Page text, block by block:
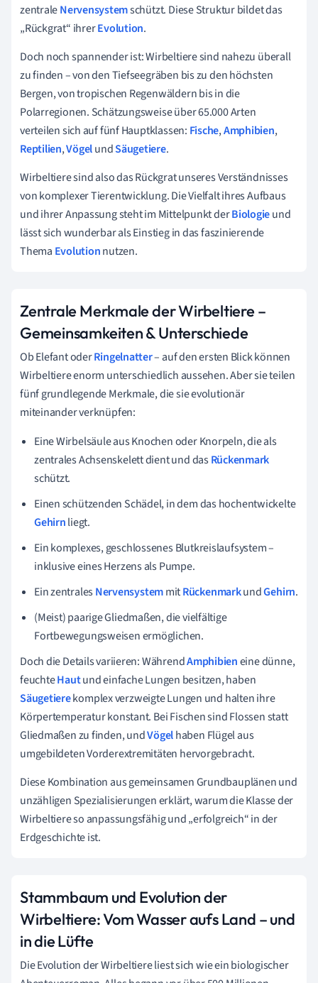
zentraleNervensystemschützt. Diese Struktur bildet das
„Rückgrat“ ihrerEvolution.
Doch noch spannender ist: Wirbeltiere sind nahezu überall
zu finden – von den Tiefseegräben bis zu den höchsten
Bergen, von tropischen Regenwäldern bis in die
Polarregionen. Schätzungsweise über 65.000 Arten
verteilen sich auf fünf Hauptklassen: Fische,Amphibien,
Reptilien,VögelundSäugetiere.
Wirbeltiere sind also das Rückgrat unseres Verständnisses
von komplexer Tierentwicklung. Die Vielfalt ihres Aufbaus
und ihrer Anpassung steht im Mittelpunkt derBiologieund
lässt sich wunderbar als Einstieg in das faszinierende
Thema Evolutionnutzen.
Zentrale Merkmale der Wirbeltiere –
Gemeinsamkeiten & Unterschiede
Ob Elefant oderRingelnatter– auf den ersten Blick können
Wirbeltiere enorm unterschiedlich aussehen. Aber sie teilen
fünf grundlegende Merkmale, die sie evolutionär
miteinander verknüpfen:
Eine Wirbelsäule aus Knochen oder Knorpeln, die als
zentrales Achsenskelett dient und dasRückenmark
schützt.
Einen schützenden Schädel, in dem das hochentwickelte
Gehirnliegt.
Ein komplexes, geschlossenes Blutkreislaufsystem –
inklusive eines Herzens als Pumpe.
Ein zentralesNervensystemmitRückenmarkundGehirn.
(Meist) paarige Gliedmaßen, die vielfältige
Fortbewegungsweisen ermöglichen.
Doch die Details variieren: WährendAmphibieneine dünne,
feuchteHautund einfache Lungen besitzen, haben
Säugetierekomplex verzweigte Lungen und halten ihre
Körpertemperatur konstant. Bei Fischen sind Flossen statt
Gliedmaßen zu finden, undVögelhaben Flügel aus
umgebildeten Vorderextremitäten hervorgebracht.
Diese Kombination aus gemeinsamen Grundbauplänen und
unzähligen Spezialisierungen erklärt, warum die Klasse der
Wirbeltiere so anpassungsfähig und „erfolgreich“ in der
Erdgeschichte ist.
Stammbaum und Evolution der
Wirbeltiere: Vom Wasser aufs Land – und
in die Lüfte
Die Evolution der Wirbeltiere liest sich wie ein biologischer